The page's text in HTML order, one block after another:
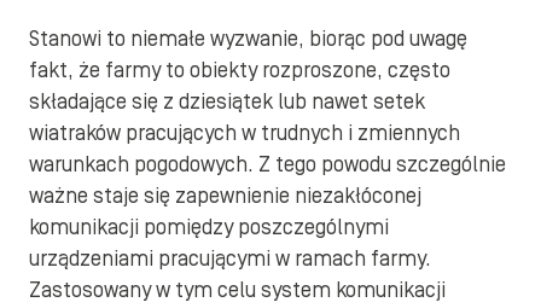
Stanowi to niemałe wyzwanie, biorąc pod uwagę
fakt, że farmy to obiekty rozproszone, często
składające się z dziesiątek lub nawet setek
wiatraków pracujących w trudnych i zmiennych
warunkach pogodowych. Z tego powodu szczególnie
ważne staje się zapewnienie niezakłóconej
komunikacji pomiędzy poszczególnymi
urządzeniami pracującymi w ramach farmy.
Zastosowany w tym celu system komunikacji